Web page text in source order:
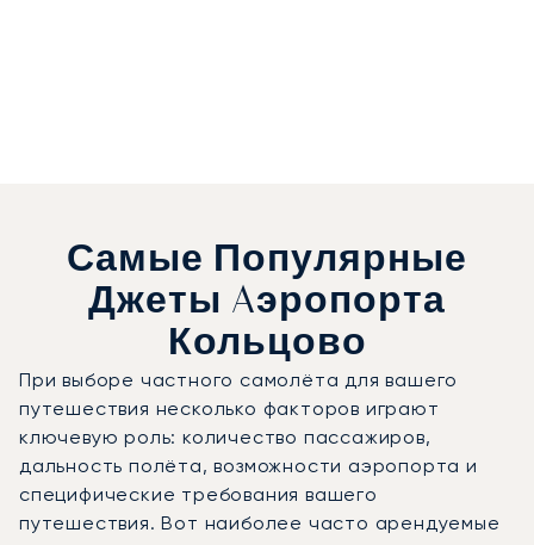
Самые Популярные
Джеты Aэропорта
Кольцово
При выборе частного самолёта для вашего
путешествия несколько факторов играют
ключевую роль: количество пассажиров,
дальность полёта, возможности аэропорта и
специфические требования вашего
путешествия. Вот наиболее часто арендуемые